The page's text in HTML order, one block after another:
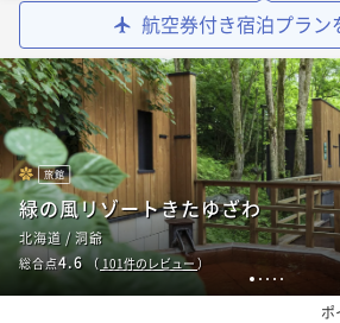
航空券付き宿泊プラン
1 2 3 4 5
旅館
緑の風リゾートきたゆざわ
北海道 / 洞爺
総合点4.6（ 101件のレビュー）
ポ